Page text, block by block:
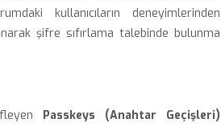
kullanıcıların deneyimlerinden
şifre sıfırlama talebinde bulunma
Passkeys (Anahtar Geçişleri)